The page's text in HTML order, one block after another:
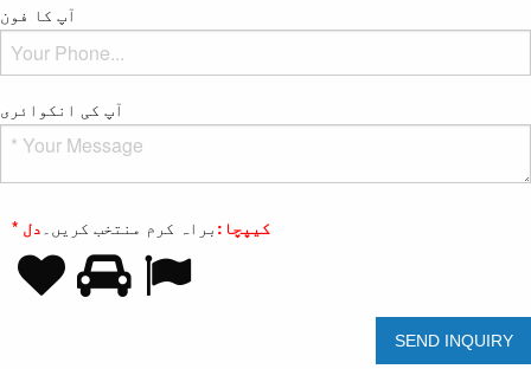
آپ کا فون
آپ کی انکوائری
* کیپچا: براہ کرم منتخب کریں۔ دل